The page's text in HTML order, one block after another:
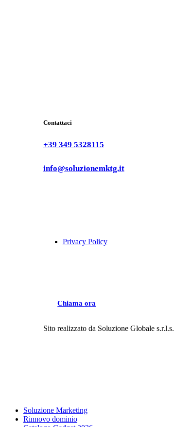
Contattaci
+39 349 5328115
info@soluzionemktg.it
Privacy Policy
Chiama ora
Sito realizzato da Soluzione Globale s.r.l.s.
Close
Menu
Soluzione Marketing
Rinnovo dominio